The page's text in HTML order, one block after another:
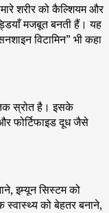
शरीर को कैल्शियम और
मजबूत बनती हैं। यह
विटामिन” भी कहा
स्रोत है। इसके
फोर्टिफाइड दूध जैसे
इम्यून सिस्टम को
को बेहतर बनाने,